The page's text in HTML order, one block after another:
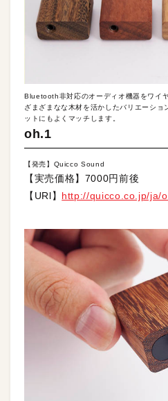
Bluetooth非対応のオーディオ機器をワイ
ざまざまなな木材を活かしたバリエーショ
ットにもよくマッチします。
oh.1
【発売】Quicco Sound
【実売価格】7000円前後
【URl】 http://quicco.co.jp/ja/